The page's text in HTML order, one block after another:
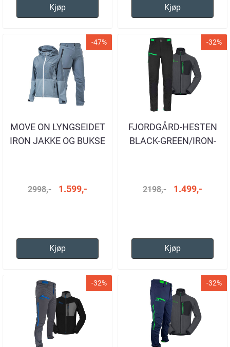
Kjøp Kjøp
-47%
MOVE ON LYNGSEIDET
IRON JAKKE OG BUKSE
2998,- 1.599,-
Kjøp
-32%
FJORDGÅRD-HESTEN
BLACK-GREEN/IRON-
2198,- 1.499,-
Kjøp
-32% -32%